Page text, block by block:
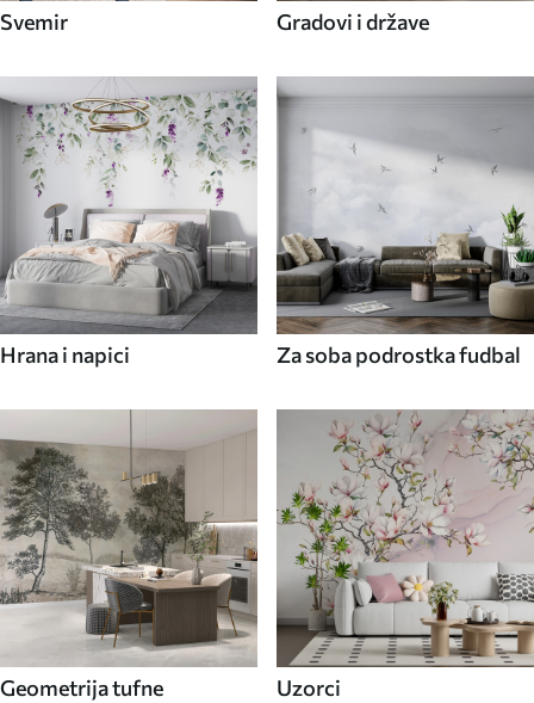
Svemir Gradovi i države
Hrana i napici Za soba podrostka fudbal
Geometrija tufne Uzorci